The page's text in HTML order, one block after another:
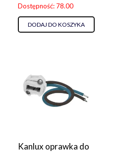
Dostępność: 78.00
DODAJ DO KOSZYKA
Kanlux oprawka do